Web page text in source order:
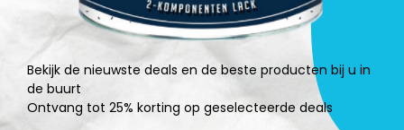
Bekijk de nieuwste deals en de beste producten bij u in
de buurt
Ontvang tot 25% korting op geselecteerde deals